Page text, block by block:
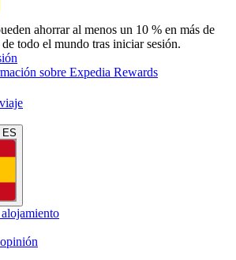
ahorrar al menos un 10 % en más de
todo el mundo tras iniciar sesión.
sobre Expedia Rewards
ES